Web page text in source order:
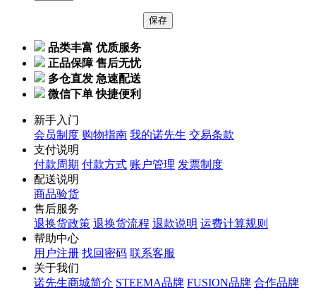
品类丰富 优质服务
正品保障 售后无忧
多仓直发 急速配送
微信下单 快捷便利
新手入门
会员制度 购物指南 我的诺先生 交易条款
支付说明
付款周期 付款方式 账户管理 发票制度
配送说明
商品验货
售后服务
退换货政策 退换货流程 退款说明 运费计算规则
帮助中心
用户注册 找回密码 联系客服
关于我们
诺先生商城简介 STEEMA品牌 FUSION品牌 合作品牌